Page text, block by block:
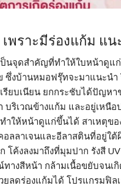
พราะมีร่องแก้ม แ
ป็นจุดสำคัญที่ทำให้ใบหน้าดูแ
ซึ่งบ้านหมอฟรุ๊ทจะมาแนะน
รียบเนียน ยกกระชับได้ปัญหา
บริเวณข้างแก้ม และอยู่เหนื
ำให้หน้าดูแก่ขึ้นได้ สาเหตุข
อลลาเจนและอีลาสตินที่อยู่ใ
โค้งลงมาถึงที่มุมปาก รังสี
างสีหน้า กล้ามเนื้อขยับจนเ
ยลดร่องแก้มได้ โปรแกรมฟิล